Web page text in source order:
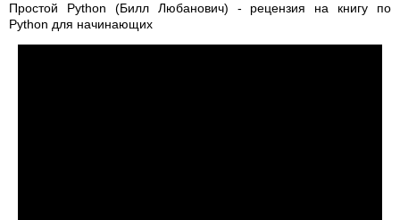
Простой Python (Билл Любанович) - рецензия на книгу по
Python для начинающих